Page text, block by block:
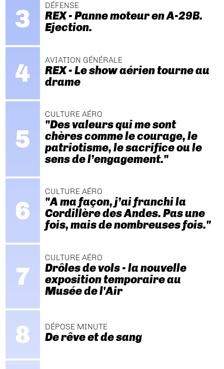
DÉFENSE
REX - Panne moteur en A-29B.
Ejection.
AVIATION GÉNÉRALE
REX - Le show aérien tourne au
drame
CULTURE AÉRO
"Des valeurs qui me sont
chères comme le courage, le
patriotisme, le sacrifice ou le
sens de l’engagement."
CULTURE AÉRO
"A ma façon, j’ai franchi la
Cordillère des Andes. Pas une
fois, mais de nombreuses fois."
CULTURE AÉRO
Drôles de vols - la nouvelle
exposition temporaire au
Musée de l'Air
DÉPOSE MINUTE
De rêve et de sang